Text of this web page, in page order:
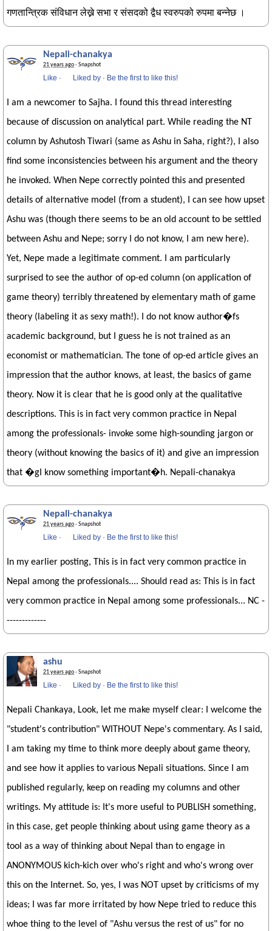
गणतान्त्रिक संविधान लेख्ने सभा र संसदको द्वैध स्वरुपको रुपमा बन्नेछ ।
Nepali-chanakya
21 years ago· Snapshot
Like · Liked by · Be the first to like this!
I am a newcomer to Sajha. I found this thread interesting
because of discussion on analytical part. While reading the NT
column by Ashutosh Tiwari (same as Ashu in Saha, right?), I also
find some inconsistencies between his argument and the theory
he invoked. When Nepe correctly pointed this and presented
details of alternative model (from a student), I can see how upset
Ashu was (though there seems to be an old account to be settled
between Ashu and Nepe; sorry I do not know, I am new here).
Yet, Nepe made a legitimate comment. I am particularly
surprised to see the author of op-ed column (on application of
game theory) terribly threatened by elementary math of game
theory (labeling it as sexy math!). I do not know author�fs
academic background, but I guess he is not trained as an
economist or mathematician. The tone of op-ed article gives an
impression that the author knows, at least, the basics of game
theory. Now it is clear that he is good only at the qualitative
descriptions. This is in fact very common practice in Nepal
among the professionals- invoke some high-sounding jargon or
theory (without knowing the basics of it) and give an impression
that �gI know something important�h. Nepali-chanakya
Nepali-chanakya
21 years ago· Snapshot
Like · Liked by · Be the first to like this!
In my earlier posting, This is in fact very common practice in
Nepal among the professionals.... Should read as: This is in fact
very common practice in Nepal among some professionals... NC -
-------------
ashu
21 years ago· Snapshot
Like · Liked by · Be the first to like this!
Nepali Chankaya, Look, let me make myself clear: I welcome the
"student's contribution" WITHOUT Nepe's commentary. As I said,
I am taking my time to think more deeply about game theory,
and see how it applies to various Nepali situations. Since I am
published regularly, keep on reading my columns and other
writings. My attitude is: It's more useful to PUBLISH something,
in this case, get people thinking about using game theory as a
tool as a way of thinking about Nepal than to engage in
ANONYMOUS kich-kich over who's right and who's wrong over
this on the Internet. So, yes, I was NOT upset by criticisms of my
ideas; I was far more irritated by how Nepe tried to reduce this
whoe thing to the level of "Ashu versus the rest of us" for no